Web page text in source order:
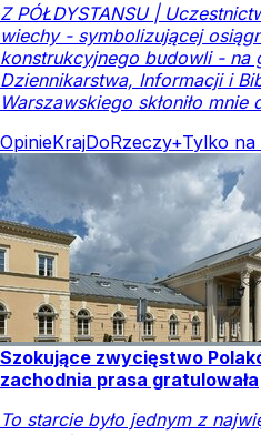
Z PÓŁDYSTANSU |
wiechy - symbolizującej
konstrukcyjnego budowli - na
Dziennikarstwa, Informacji i
Warszawskiego skłoniło mnie
OpinieKrajDoRzeczy+Tylko na
Szokujące zwycięstwo
zachodnia prasa gratulowała
To starcie było jednym z